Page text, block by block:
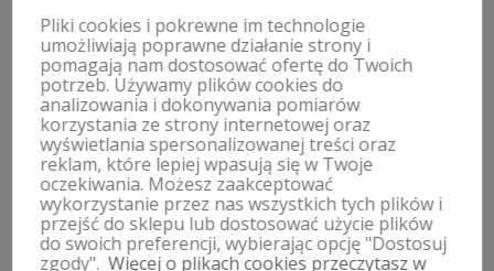
ZWROTY, WYMIANY | REGULAMIN
MOJE KONTO
PŁATNOŚCI I DOSTAWA
INFORMACJE
Pliki cookies i pokrewne im technologie
umożliwiają poprawne działanie strony i
pomagają nam dostosować ofertę do Twoich
potrzeb. Używamy plików cookies do
analizowania i dokonywania pomiarów
korzystania ze strony internetowej oraz
wyświetlania spersonalizowanej treści oraz
reklam, które lepiej wpasują się w Twoje
oczekiwania. Możesz zaakceptować
wykorzystanie przez nas wszystkich tych plików i
przejść do sklepu lub dostosować użycie plików
do swoich preferencji, wybierając opcję "Dostosuj
zgody". Więcej o plikach cookies przeczytasz w